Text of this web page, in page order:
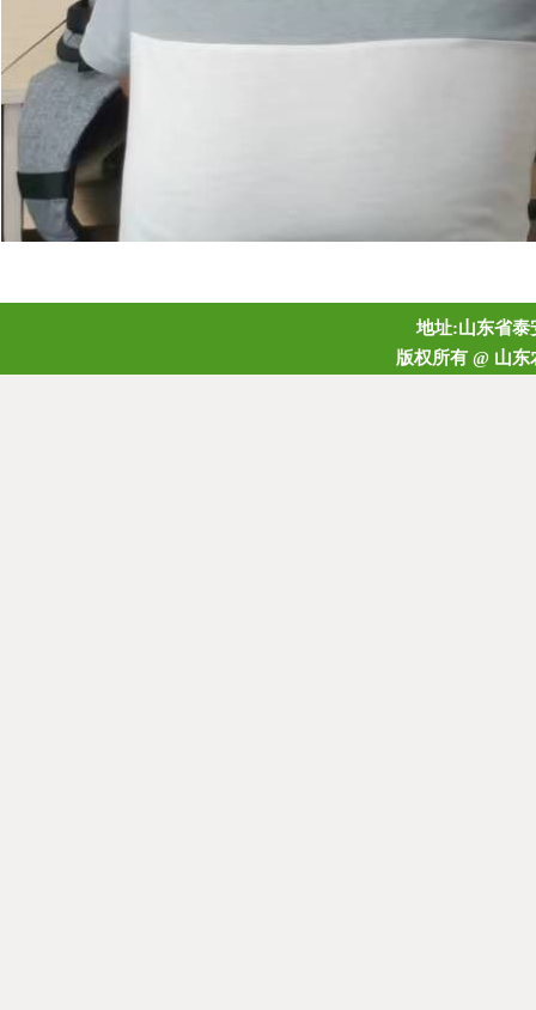
地址:山东省泰
版权所有 @ 山